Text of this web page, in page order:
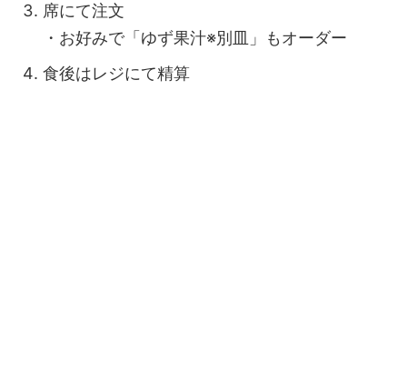
席にて注文
・お好みで「ゆず果汁※別皿」もオーダー
食後はレジにて精算